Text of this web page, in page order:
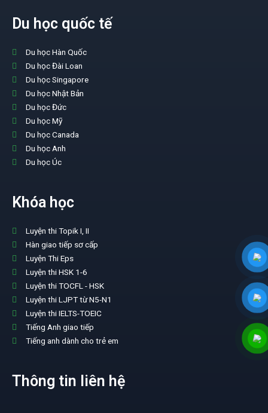
Du học quốc tế
Du học Hàn Quốc
Du học Đài Loan
Du học Singapore
Du học Nhật Bản
Du học Đức
Du học Mỹ
Du học Canada
Du học Anh
Du học Úc
Khóa học
Luyện thi Topik I, II
Hàn giao tiếp sơ cấp
Luyện Thi Eps
Luyện thi HSK 1-6
Luyện thi TOCFL - HSK
Luyện thi LJPT từ N5-N1
Luyện thi IELTS-TOEIC
Tiếng Anh giao tiếp
Tiếng anh dành cho trẻ em
Thông tin liên hệ